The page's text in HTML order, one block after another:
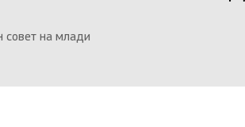
совет на млади